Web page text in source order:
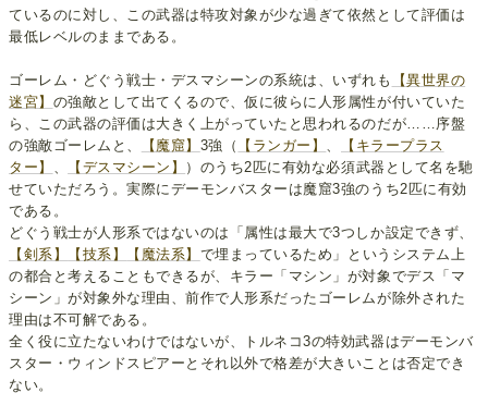
ているのに対し、この武器は特攻対象が少な過ぎて依然として評価は
最低レベルのままである。
ゴーレム・どぐう戦士・デスマシーンの系統は、いずれも
【異世界の
迷宮】 の強敵として出てくるので、仮に彼らに人形属性が付いていた
ら、この武器の評価は大きく上がっていたと思われるのだが……序盤
の強敵ゴーレムと、
【魔窟】 3強（ 【ランガー】
【キラープラス
ター】
【デスマシーン】
）のうち2匹に有効な必須武器として名を馳
せていただろう。実際にデーモンバスターは魔窟3強のうち2匹に有効
である。
どぐう戦士が人形系ではないのは「属性は最大で3つしか設定できず、
【剣系】
【技系】 【魔法系】 で埋まっているため」というシステム上
の都合と考えることもできるが、キラー「マシン」が対象でデス「マ
シーン」が対象外な理由、前作で人形系だったゴーレムが除外された
理由は不可解である。
全く役に立たないわけではないが、トルネコ3の特効武器はデーモンバ
スター・ウィンドスピアーとそれ以外で格差が大きいことは否定でき
ない。